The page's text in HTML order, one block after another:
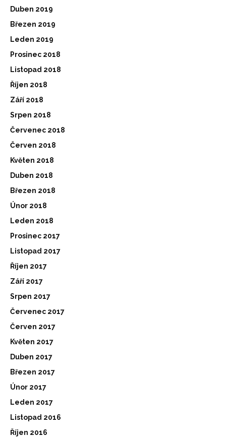
Duben 2019
Březen 2019
Leden 2019
Prosinec 2018
Listopad 2018
Říjen 2018
Září 2018
Srpen 2018
Červenec 2018
Červen 2018
Květen 2018
Duben 2018
Březen 2018
Únor 2018
Leden 2018
Prosinec 2017
Listopad 2017
Říjen 2017
Září 2017
Srpen 2017
Červenec 2017
Červen 2017
Květen 2017
Duben 2017
Březen 2017
Únor 2017
Leden 2017
Listopad 2016
Říjen 2016